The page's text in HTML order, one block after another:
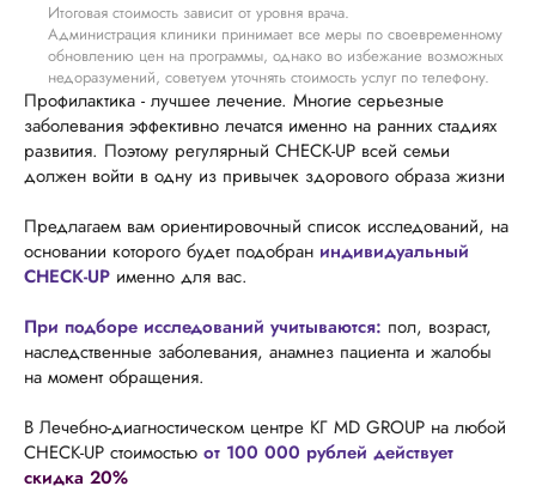
Профилактика - лучшее лечение. Многие серьезные
заболевания эффективно лечатся именно на ранних стадиях
развития. Поэтому регулярный CHECK-UP всей семьи
должен войти в одну из привычек здорового образа жизни
Предлагаем вам ориентировочный список исследований, на
основании которого будет подобран индивидуальный
CHECK-UP именно для вас.
При подборе исследований учитываются: пол, возраст,
наследственные заболевания, анамнез пациента и жалобы
на момент обращения.
В Лечебно-диагностическом центре КГ MD GROUP на любой
CHECK-UP стоимостью от 100 000 рублей действует
скидка 20%
Итоговая стоимость зависит от уровня врача.
Администрация клиники принимает все меры по своевременному
обновлению цен на программы, однако во избежание возможных
недоразумений, советуем уточнять стоимость услуг по телефону.